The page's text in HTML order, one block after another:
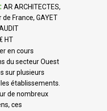
AR ARCHITECTES,
France, GAYET
HT
en cours
du secteur Ouest
sur plusieurs
établissements.
de nombreux
ces